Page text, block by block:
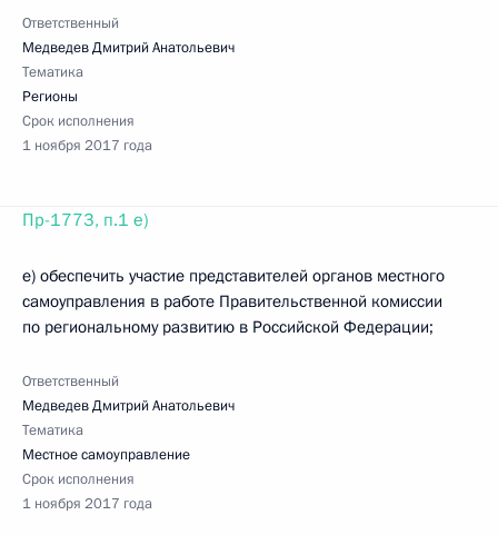
Ответственный
Медведев Дмитрий Анатольевич
Тематика
Регионы
Срок исполнения
1 ноября 2017 года
Пр-1773, п.1 е)
е) обеспечить участие представителей органов местного
самоуправления в работе Правительственной комиссии
по региональному развитию в Российской Федерации;
Ответственный
Медведев Дмитрий Анатольевич
Тематика
Местное самоуправление
Срок исполнения
1 ноября 2017 года